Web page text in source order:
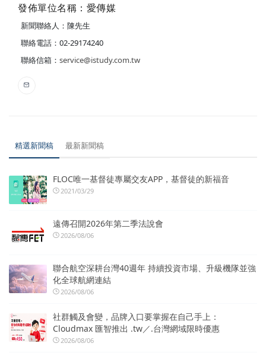
發佈單位名稱：愛傳媒
新聞聯絡人：陳先生
聯絡電話：02-29174240
聯絡信箱： service@istudy.com.tw
精選新聞稿 最新新聞稿
FLOC唯一基督徒專屬交友APP，基督徒的新福音
2021/03/29
遠傳召開2026年第二季法說會
2026/08/06
聯合航空深耕台灣40週年 持續投資市場、升級機隊並強
化全球航網連結
2026/08/06
社群觸及會變，品牌入口要掌握在自己手上：
Cloudmax 匯智推出 .tw／.台灣網域限時優惠
2026/08/06